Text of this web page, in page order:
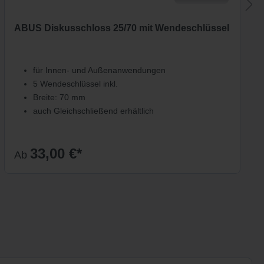
ABUS Diskusschloss 25/70 mit Wendeschlüssel
für Innen- und Außenanwendungen
5 Wendeschlüssel inkl.
Breite: 70 mm
auch Gleichschließend erhältlich
Ab 33,00 €*